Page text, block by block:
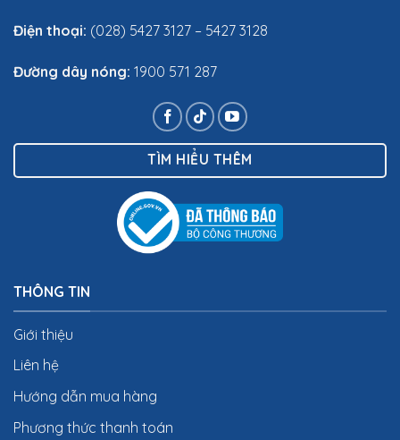
Điện thoại: (028) 5427 3127 – 5427 3128
Đường dây nóng: 1900 571 287
TÌM HIỂU THÊM
THÔNG TIN
Giới thiệu
Liên hệ
Hướng dẫn mua hàng
Phương thức thanh toán